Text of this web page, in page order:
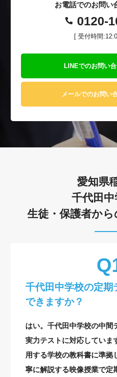
お電話でのお問い
0120-
[ 受付時間
LINEでのお問い
メールでのお問い
愛知県
千代田
生徒・保護者か
千代田中学校の定期
できますか？
はい。千代田中学校の中間
実力テストに対応していま
用する学校の教科書に準拠
寧に解説する映像授業で定